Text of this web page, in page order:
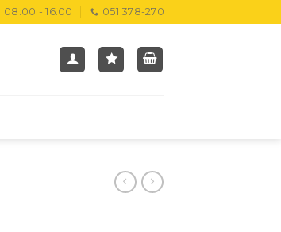
08:00 - 16:00 051 378-270